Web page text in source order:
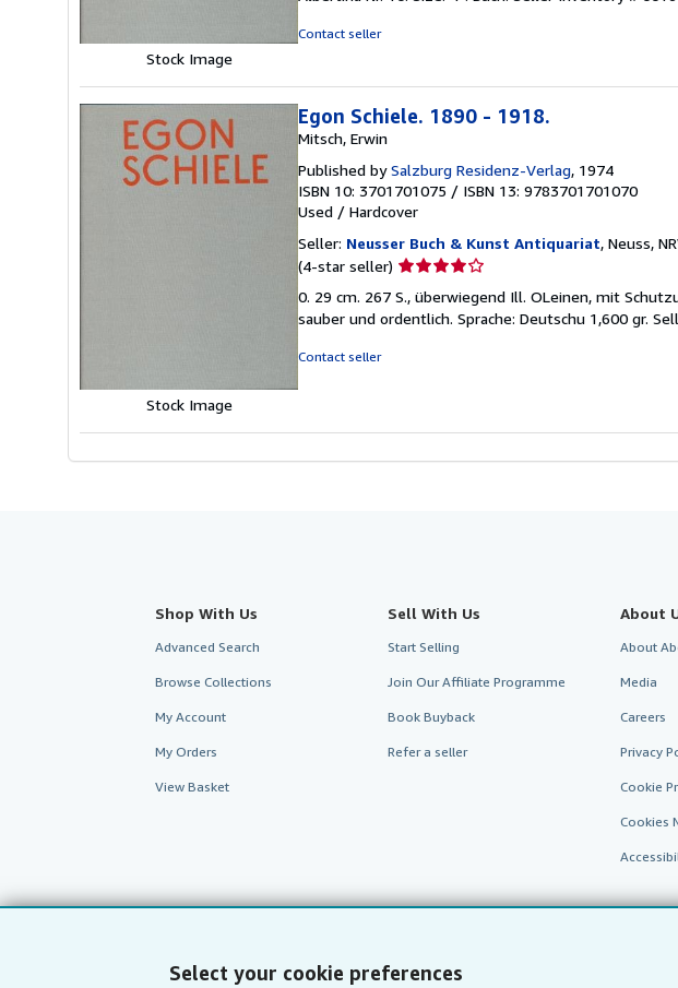
Select your cookie preferences
Stock Image
of
Contact seller
Stock Image
Egon Schiele. 1890 - 1918.
Mitsch, Erwin
Published bySalzburg Residenz-Verlag, 1974
ISBN 10: 3701701075 / ISBN 13: 9783701701070
Used / Hardcover
Seller: Neusser Buch & Kunst Antiquariat, Neuss,
(4-star seller) Seller
4
out
0. 29 cm. 267 S., überwiegend Ill. OLeinen, mit
sauber und ordentlich. Sprache: Deutschu 1,600 gr.
Contact seller
Shop With Us
Advanced Search
Browse Collections
My Account
My Orders
View Basket
Sell With Us
Start Selling
Join Our Affiliate Programme
Book Buyback
Refer a seller
About
About
Media
Careers
Privacy
Cookie
Cookies